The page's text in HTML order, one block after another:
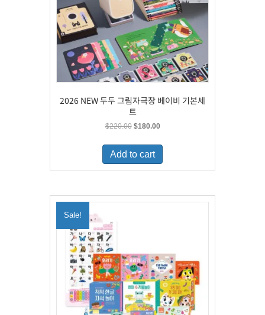
2026 NEW 두두 그림자극장 베이비 기본세
트
$220.00 Original
was:
$220.00.
$180.00Current
is:
Add to cart
Sale!